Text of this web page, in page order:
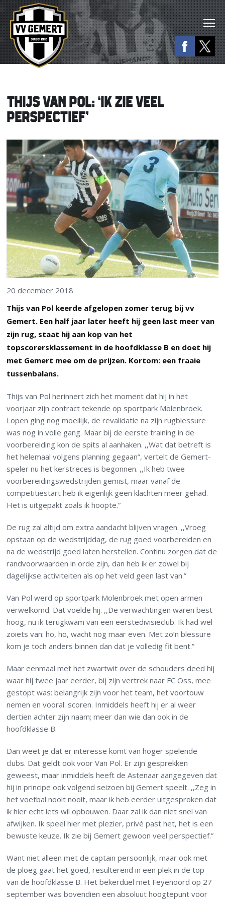
THIJS VAN POL: ‘IK ZIE VEEL
PERSPECTIEF’
20 december 2018
Thijs van Pol keerde afgelopen zomer terug bij vv
Gemert. Een half jaar later heeft hij geen last meer van
zijn rug, staat hij aan kop van het
topscorersklassement in de hoofdklasse B en doet hij
met Gemert mee om de prijzen. Kortom: een fraaie
tussenbalans.
Thijs van Pol herinnert zich het moment dat hij in het
voorjaar zijn contract tekende op sportpark Molenbroek.
Lopen ging nog moeilijk, de revalidatie na zijn rugblessure
was nog in volle gang. Maar bij de eerste training in de
voorbereiding kon de spits al aanhaken. ,,Wat dat betreft is
het helemaal volgens planning gegaan”, vertelt de Gemert-
speler nu het kerstreces is begonnen. ,,Ik heb twee
voorbereidingswedstrijden gemist, maar vanaf de
competitiestart heb ik eigenlijk geen klachten meer gehad.
Het is uitgepakt zoals ik hoopte.”
De rug zal altijd om extra aandacht blijven vragen. ,,Vroeg
opstaan op de wedstrijddag, de rug goed voorbereiden en
na de wedstrijd goed laten herstellen. Continu zorgen dat de
randvoorwaarden in orde zijn, dan heb ik er zowel bij
dagelijkse activiteiten als op het veld geen last van.”
Van Pol werd op sportpark Molenbroek met open armen
verwelkomd. Dat voelde hij. ,,De verwachtingen waren best
hoog, nu ik terugkwam van een eerstedivisieclub. Ik had wel
zoiets van: ho, ho, wacht nog maar even. Met zo’n blessure
kom je toch anders binnen dan dat je volledig fit bent.”
Maar eenmaal met het zwartwit over de schouders deed hij
waar hij twee jaar eerder, bij zijn vertrek naar FC Oss, mee
gestopt was: belangrijk zijn voor het team, het voortouw
nemen en vooral: scoren. Inmiddels heeft hij er al weer
dertien achter zijn naam; meer dan wie dan ook in de
hoofdklasse B.
Dan weet je dat er interesse komt van hoger spelende
clubs. Dat geldt ook voor Van Pol. Er zijn gesprekken
geweest, maar inmiddels heeft de Astenaar aangegeven dat
hij in principe ook volgend seizoen bij Gemert speelt. ,,Zeg in
het voetbal nooit nooit, maar ik heb eerder uitgesproken dat
ik hier echt iets wil opbouwen. Daar zal ik dan niet snel van
afwijken. Ik speel hier met plezier, privé past het, het is een
bewuste keuze. Ik zie bij Gemert gewoon veel perspectief.”
Want niet alleen met de captain persoonlijk, maar ook met
de ploeg gaat het goed, resulterend in een plek in de top
van de hoofdklasse B. Het bekerduel met Feyenoord op 27
september was bovendien een absoluut hoogtepunt voor